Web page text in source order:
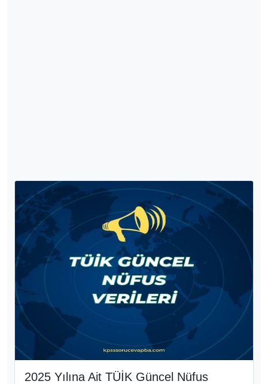
2025 Yılına Ait TÜİK Güncel Nüfus